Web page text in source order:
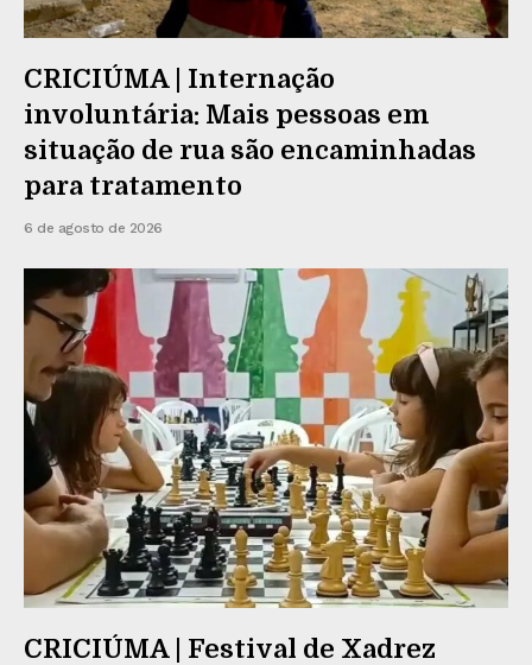
CRICIÚMA | Internação
involuntária: Mais pessoas em
situação de rua são encaminhadas
para tratamento
6 de agosto de 2026
CRICIÚMA | Festival de Xadrez